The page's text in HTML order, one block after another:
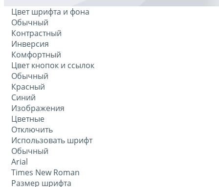
Цвет шрифта и фона
Обычный
Контрастный
Инверсия
Комфортный
Цвет кнопок и ссылок
Обычный
Красный
Синий
Изображения
Цветные
Отключить
Использовать шрифт
Обычный
Arial
Times New Roman
Размер шрифта